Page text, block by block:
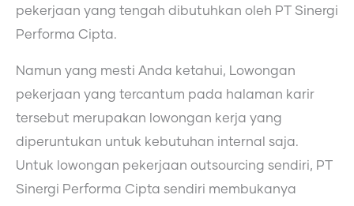
pekerjaan yang tengah dibutuhkan oleh PT Sinergi
Performa Cipta.
Namun yang mesti Anda ketahui, Lowongan
pekerjaan yang tercantum pada halaman karir
tersebut merupakan lowongan kerja yang
diperuntukan untuk kebutuhan internal saja.
Untuk lowongan pekerjaan outsourcing sendiri, PT
Sinergi Performa Cipta sendiri membukanya